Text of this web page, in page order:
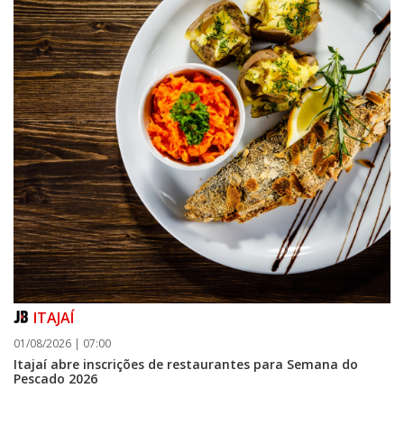
ITAJAÍ
01/08/2026 | 07:00
Itajaí abre inscrições de restaurantes para Semana do
Pescado 2026